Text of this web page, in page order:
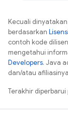
Kecuali
berdasarkan
contoh kode
mengetahui
Developers. Java
dan/atau
Terakhir